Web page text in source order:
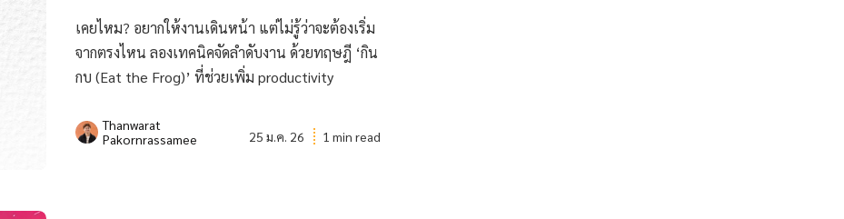
เคยไหม? อยากให้งานเดินหน้า แต่ไม่รู้ว่าจะต้องเริ่ม
จากตรงไหน ลองเทคนิคจัดลำดับงาน ด้วยทฤษฎี ‘กิน
กบ (Eat the Frog)’ ที่ช่วยเพิ่ม productivity
Thanwarat
Pakornrassamee
25 ม.ค. 26 1 min read